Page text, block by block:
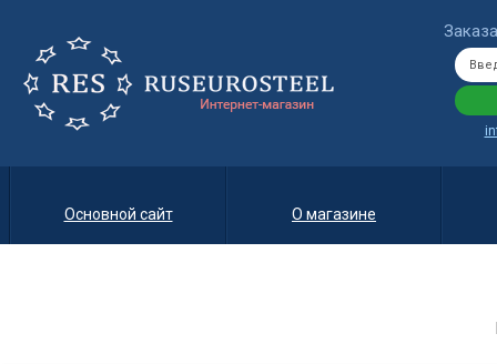
Основной сайт О магазине